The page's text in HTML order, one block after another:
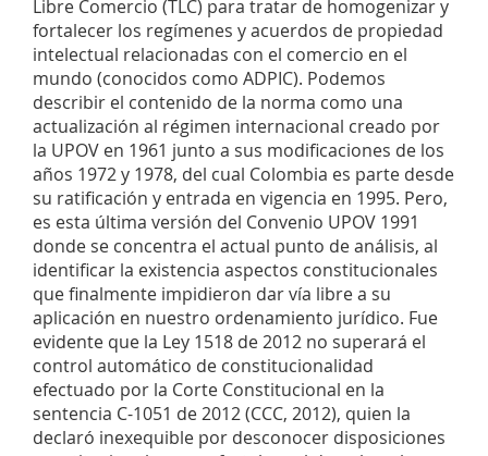
Libre Comercio (TLC) para tratar de homogenizar y
fortalecer los regímenes y acuerdos de propiedad
intelectual relacionadas con el comercio en el
mundo (conocidos como ADPIC). Podemos
describir el contenido de la norma como una
actualización al régimen internacional creado por
la UPOV en 1961 junto a sus modificaciones de los
años 1972 y 1978, del cual Colombia es parte desde
su ratificación y entrada en vigencia en 1995. Pero,
es esta última versión del Convenio UPOV 1991
donde se concentra el actual punto de análisis, al
identificar la existencia aspectos constitucionales
que finalmente impidieron dar vía libre a su
aplicación en nuestro ordenamiento jurídico. Fue
evidente que la Ley 1518 de 2012 no superará el
control automático de constitucionalidad
efectuado por la Corte Constitucional en la
sentencia C-1051 de 2012 (CCC, 2012), quien la
declaró inexequible por desconocer disposiciones